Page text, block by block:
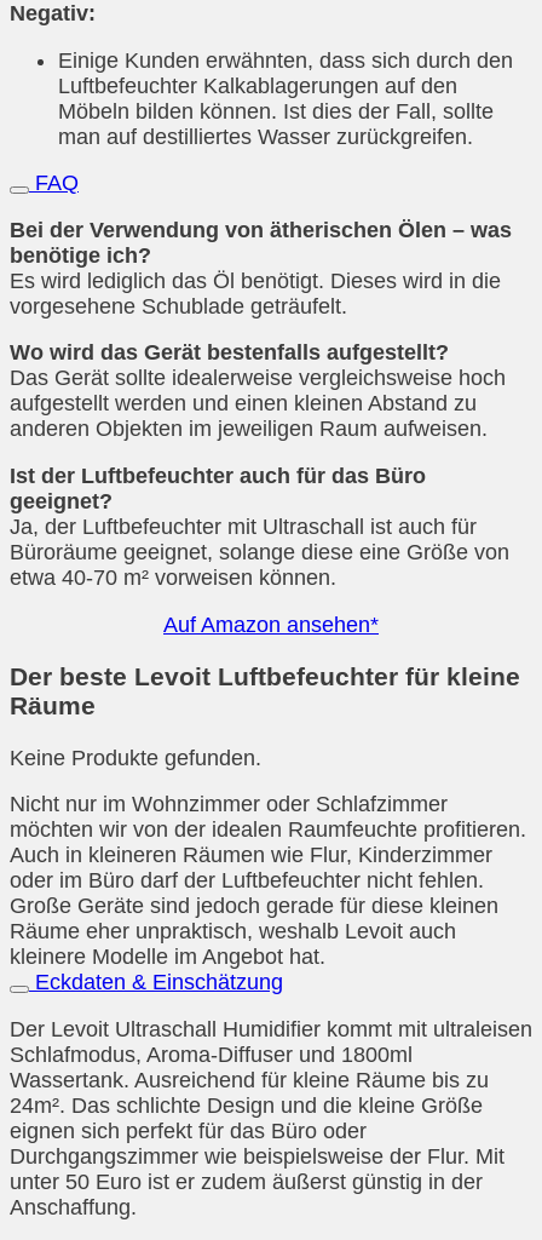
Negativ:
Einige Kunden erwähnten, dass sich durch den
Luftbefeuchter Kalkablagerungen auf den
Möbeln bilden können. Ist dies der Fall, sollte
man auf destilliertes Wasser zurückgreifen.
FAQ
Bei der Verwendung von ätherischen Ölen – was
benötige ich?
Es wird lediglich das Öl benötigt. Dieses wird in die
vorgesehene Schublade geträufelt.
Wo wird das Gerät bestenfalls aufgestellt?
Das Gerät sollte idealerweise vergleichsweise hoch
aufgestellt werden und einen kleinen Abstand zu
anderen Objekten im jeweiligen Raum aufweisen.
Ist der Luftbefeuchter auch für das Büro
geeignet?
Ja, der Luftbefeuchter mit Ultraschall ist auch für
Büroräume geeignet, solange diese eine Größe von
etwa 40-70 m² vorweisen können.
Auf Amazon ansehen*
Der beste Levoit Luftbefeuchter für kleine
Räume
Keine Produkte gefunden.
Nicht nur im Wohnzimmer oder Schlafzimmer
möchten wir von der idealen Raumfeuchte profitieren.
Auch in kleineren Räumen wie Flur, Kinderzimmer
oder im Büro darf der Luftbefeuchter nicht fehlen.
Große Geräte sind jedoch gerade für diese kleinen
Räume eher unpraktisch, weshalb Levoit auch
kleinere Modelle im Angebot hat.
Eckdaten & Einschätzung
Der Levoit Ultraschall Humidifier kommt mit ultraleisen
Schlafmodus, Aroma-Diffuser und 1800ml
Wassertank. Ausreichend für kleine Räume bis zu
24m². Das schlichte Design und die kleine Größe
eignen sich perfekt für das Büro oder
Durchgangszimmer wie beispielsweise der Flur. Mit
unter 50 Euro ist er zudem äußerst günstig in der
Anschaffung.